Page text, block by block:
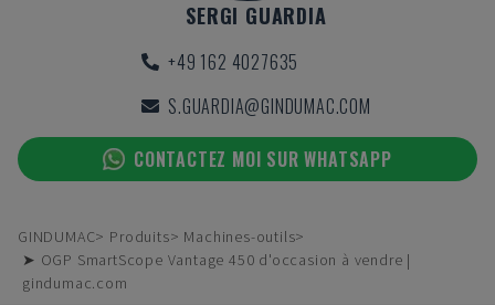
SERGI GUARDIA
+49 162 4027635
S.GUARDIA@GINDUMAC.COM
CONTACTEZ MOI SUR WHATSAPP
GINDUMAC Produits
Machines-outils
➤ OGP SmartScope Vantage 450 d'occasion à vendre |
gindumac.com